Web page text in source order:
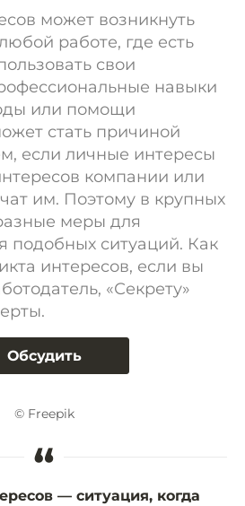
может возникнуть
работе, где есть
свои
навыки
или помощи
стать причиной
если личные интересы
компании или
им. Поэтому в крупных
меры для
подобных ситуаций. Как
интересов, если вы
«Секрету»
Обсудить
© Freepik
“
— ситуация, когда